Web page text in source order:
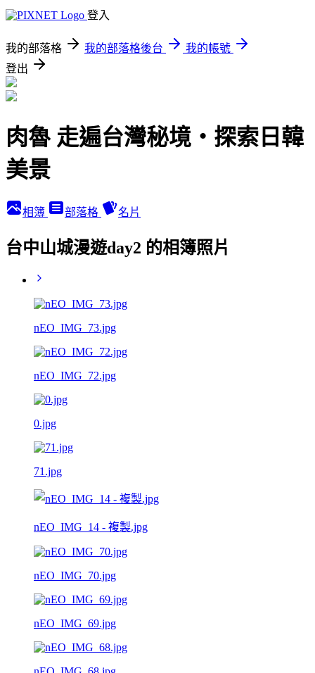
登入
我的部落格 我的部落格後台
我的帳號
登出
肉魯 走遍台灣秘境・探索日韓
美景
相簿 部落格 名片
台中山城漫遊day2 的相簿照片
nEO_IMG_73.jpg
nEO_IMG_72.jpg
0.jpg
71.jpg
nEO_IMG_14 - 複製.jpg
nEO_IMG_70.jpg
nEO_IMG_69.jpg